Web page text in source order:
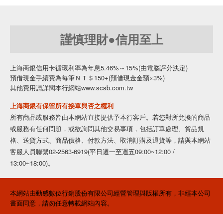
謹慎理財●信用至上
上海商銀信用卡循環利率為年息5.46%～15%(由電腦評分決定)
預借現金手續費為每筆ＮＴ＄150+(預借現金金額×3%)
其他費用請詳閱本行網站www.scsb.com.tw
上海商銀有保留所有接單與否之權利
所有商品或服務皆由本網站直接提供予本行客戶。若您對所兌換的商品
或服務有任何問題，或欲詢問其他交易事項，包括訂單處理、貨品規
格、送貨方式、商品價格、付款方法、取消訂購及退貨等，請與本網站
客服人員聯繫02-2563-6919(平日週一至週五09:00~12:00 /
13:00~18:00)。
本網站由動感數位行銷股份有限公司經營管理與版權所有，非經本公司
書面同意，請勿任意轉載網站內容。